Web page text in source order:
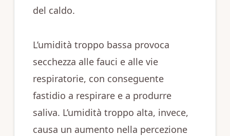
del caldo.
L’umidità troppo bassa provoca
secchezza alle fauci e alle vie
respiratorie, con conseguente
fastidio a respirare e a produrre
saliva. L’umidità troppo alta, invece,
causa un aumento nella percezione